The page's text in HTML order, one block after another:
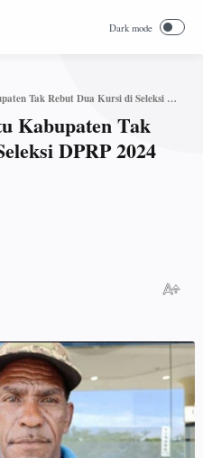
Joni Inden Minta Satu Kabupaten Tak Rebut Dua Kursi di Seleksi DPRP 2024 Papua Barat
Kabupaten Tak
DPRP 2024